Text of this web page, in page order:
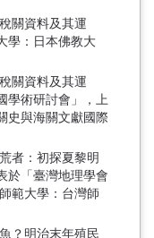
關資料及其運
學：日本佛教大
關資料及其運
學術研討會」，上
史與海關文獻國際
者：初探夏黎明
於「臺灣地理學會
範大學：台灣師
？明治末年殖民